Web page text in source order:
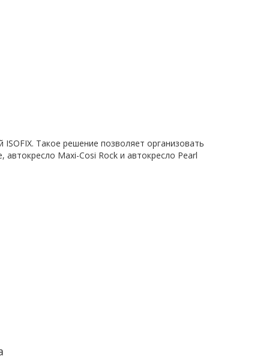
Такое решение позволяет организовать
Maxi-Cosi Rock и автокресло Pearl